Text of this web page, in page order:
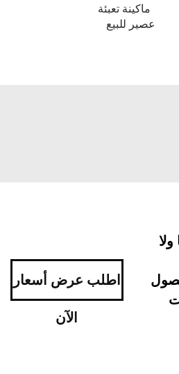
ماكينة تعبئة
عصير للبيع
اطلب عرض أسعار